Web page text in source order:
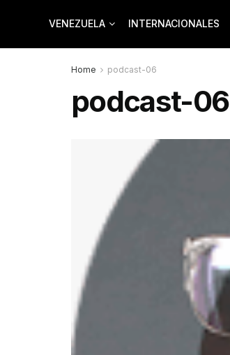
VENEZUELA INTERNACIONALES
Home podcast-06
podcast-06